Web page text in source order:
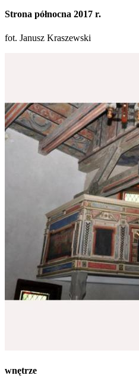
Strona północna 2017 r.
fot. Janusz Kraszewski
wnętrze